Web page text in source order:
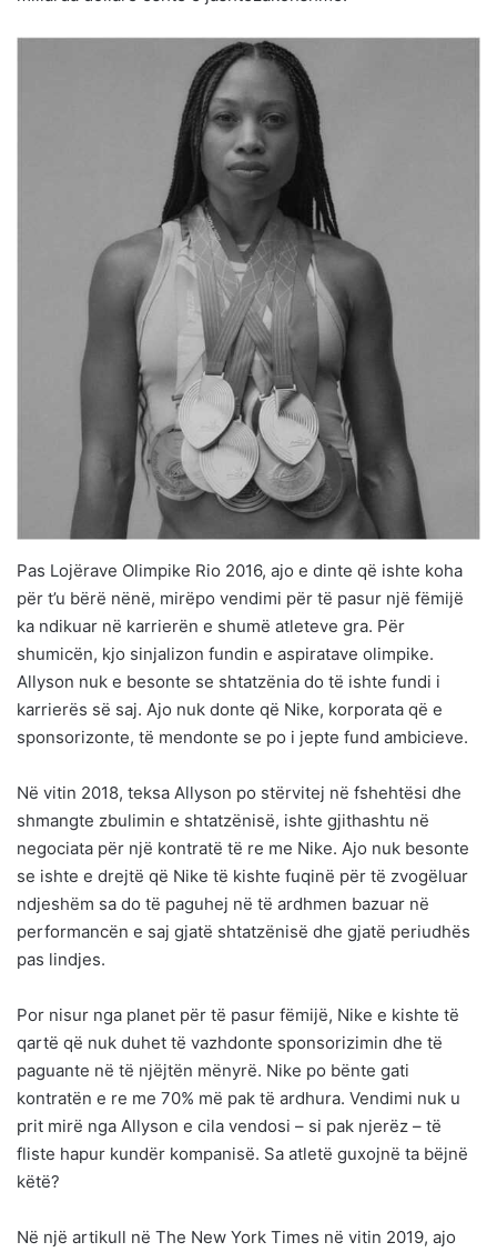
Pas Lojërave Olimpike Rio 2016, ajo e dinte që ishte koha
për t’u bërë nënë, mirëpo vendimi për të pasur një fëmijë
ka ndikuar në karrierën e shumë atleteve gra. Për
shumicën, kjo sinjalizon fundin e aspiratave olimpike.
Allyson nuk e besonte se shtatzënia do të ishte fundi i
karrierës së saj. Ajo nuk donte që Nike, korporata që e
sponsorizonte, të mendonte se po i jepte fund ambicieve.
Në vitin 2018, teksa Allyson po stërvitej në fshehtësi dhe
shmangte zbulimin e shtatzënisë, ishte gjithashtu në
negociata për një kontratë të re me Nike. Ajo nuk besonte
se ishte e drejtë që Nike të kishte fuqinë për të zvogëluar
ndjeshëm sa do të paguhej në të ardhmen bazuar në
performancën e saj gjatë shtatzënisë dhe gjatë periudhës
pas lindjes.
Por nisur nga planet për të pasur fëmijë, Nike e kishte të
qartë që nuk duhet të vazhdonte sponsorizimin dhe të
paguante në të njëjtën mënyrë. Nike po bënte gati
kontratën e re me 70% më pak të ardhura. Vendimi nuk u
prit mirë nga Allyson e cila vendosi – si pak njerëz – të
fliste hapur kundër kompanisë. Sa atletë guxojnë ta bëjnë
këtë?
Në një artikull në The New York Times në vitin 2019, ajo